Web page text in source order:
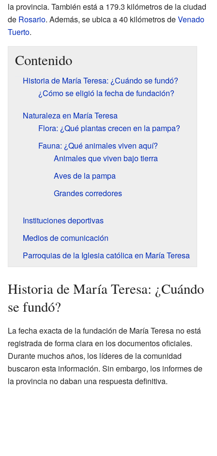
la provincia. También está a 179.3 kilómetros de la ciudad
de Rosario. Además, se ubica a 40 kilómetros deVenado
Tuerto.
Contenido
Historia de María Teresa: ¿Cuándo se fundó?
¿Cómo se eligió la fecha de fundación?
Naturaleza en María Teresa
Flora: ¿Qué plantas crecen en la pampa?
Fauna: ¿Qué animales viven aquí?
Animales que viven bajo tierra
Aves de la pampa
Grandes corredores
Instituciones deportivas
Medios de comunicación
Parroquias de la Iglesia católica en María Teresa
Historia de María Teresa: ¿Cuándo
se fundó?
La fecha exacta de la fundación de María Teresa no está
registrada de forma clara en los documentos oficiales.
Durante muchos años, los líderes de la comunidad
buscaron esta información. Sin embargo, los informes de
la provincia no daban una respuesta definitiva.